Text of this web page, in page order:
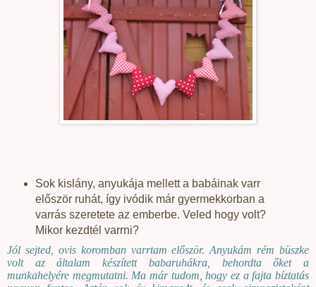
Sok kislány, anyukája mellett a babáinak varr
először ruhát, így ivódik már gyermekkorban a
varrás szeretete az emberbe. Veled hogy volt?
Mikor kezdtél varrni?
Jól sejted, ovis koromban varrtam először. Anyukám rém büszke
volt az általam készített babaruhákra, behordta őket a
munkahelyére megmutatni. Ma már tudom, hogy ez a fajta bíztatás